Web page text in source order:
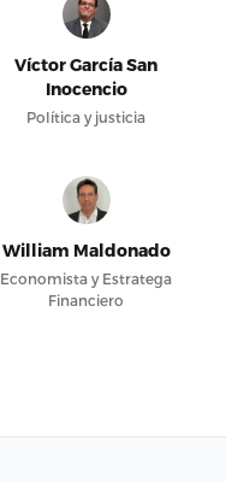
Víctor García San
Inocencio
Política y justicia
William Maldonado
Economista y Estratega
Financiero